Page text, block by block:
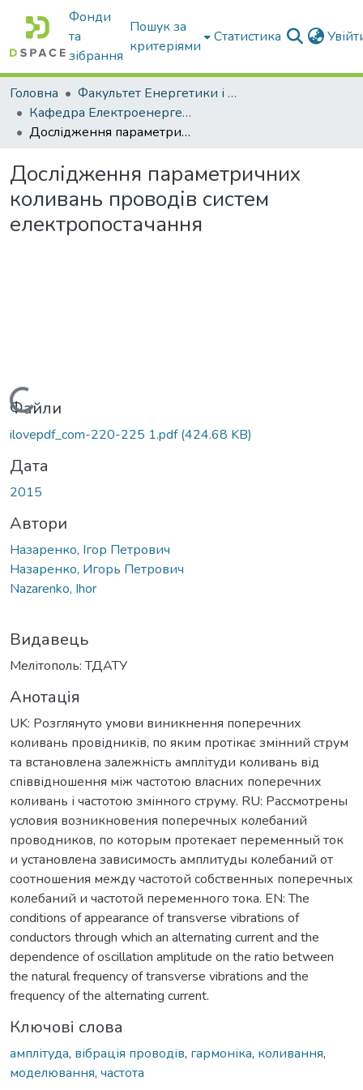
Фонди
та
зібрання
Пошук за
критеріями
Статистика
Головна
Факультет Енергетики і комп'ютерних технологій
Кафедра Електроенергетики і електротехнологій
Дослідження параметричних коливань проводів систем електропостачання
Дослідження параметричних
коливань проводів систем
електропостачання
Вантажиться...
Файли
ilovepdf_com-220-225 1.pdf(424.68 KB)
Дата
2015
Автори
Назаренко, Ігор Петрович
Назаренко, Игорь Петрович
Nazarenko, Ihor
Видавець
Мелітополь: ТДАТУ
Анотація
UK: Розглянуто умови виникнення поперечних
коливань провідників, по яким протікає змінний струм
та встановлена залежність амплітуди коливань від
співвідношення між частотою власних поперечних
коливань і частотою змінного струму. RU: Рассмотрены
условия возникновения поперечных колебаний
проводников, по которым протекает переменный ток
и установлена зависимость амплитуды колебаний от
соотношения между частотой собственных поперечных
колебаний и частотой переменного тока. EN: The
conditions of appearance of transverse vibrations of
conductors through which an alternating current and the
dependence of oscillation amplitude on the ratio between
the natural frequency of transverse vibrations and the
frequency of the alternating current.
Ключові слова
амплітуда, вібрація проводів, гармоніка, коливання,
моделювання, частота